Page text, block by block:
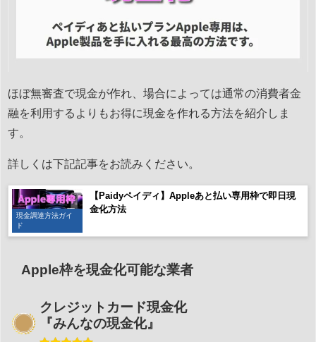
ほぼ無審査で現金が作れ、場合によっては通常の消費者金
融を利用するよりもお得に現金を作れる方法を紹介しま
す。
詳しくは下記記事をお読みください。
現金調達方法ガイ
ド
【Paidyペイディ】Appleあと払い専用枠で即日現
金化方法
Apple枠を現金化可能な業者
クレジットカード現金化
『みんなの現金化』